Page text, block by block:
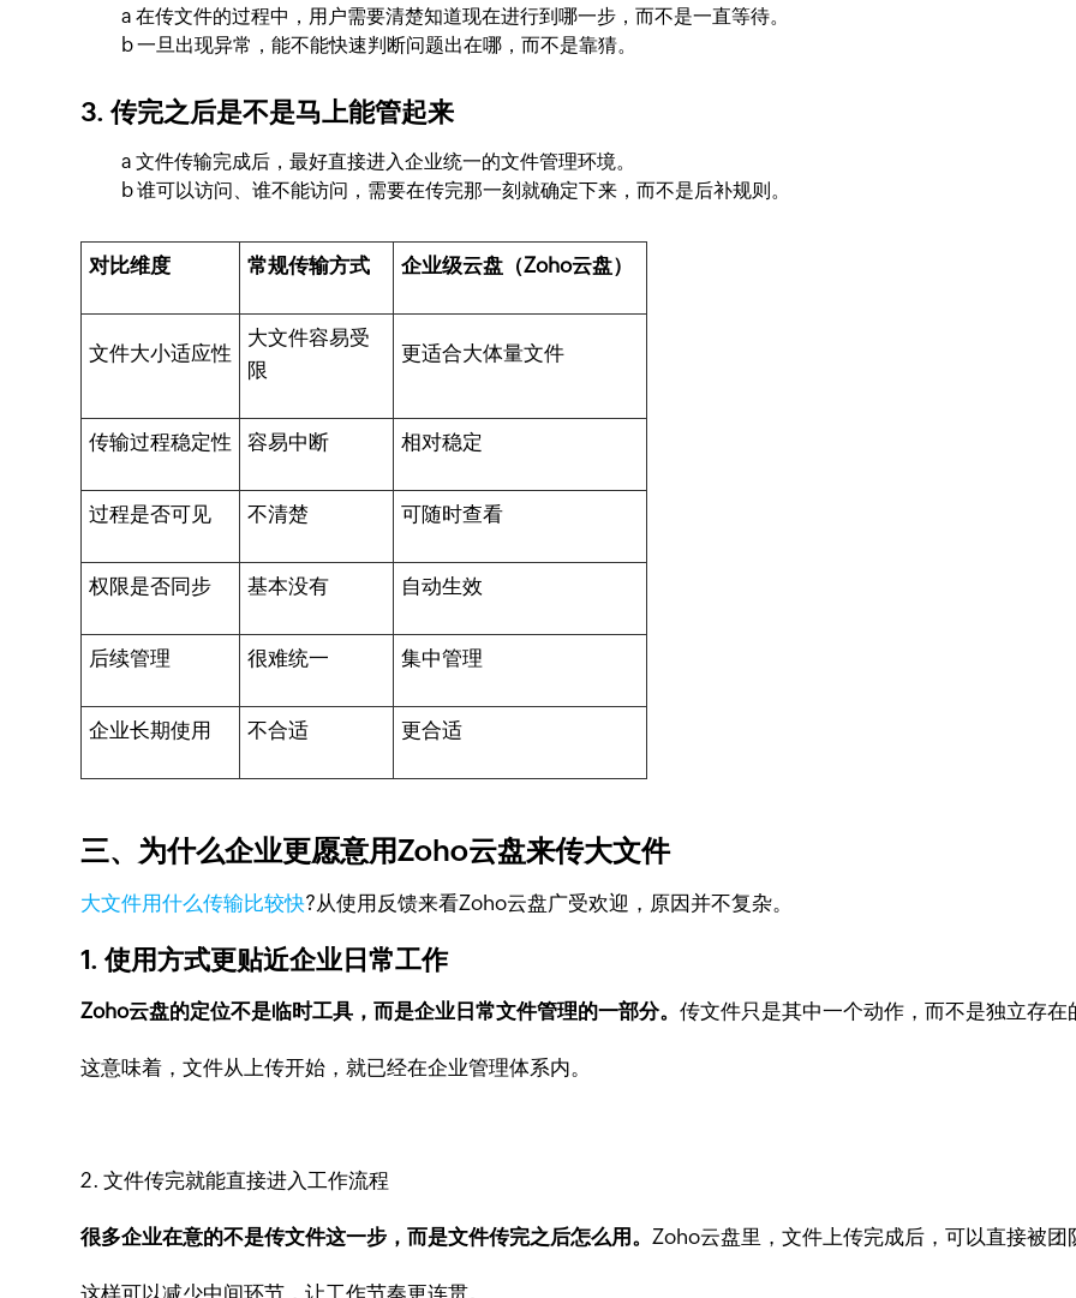
a 在传文件的过程中，用户需要清楚知道现在进行到哪一步，而不是一直等待。
b 一旦出现异常，能不能快速判断问题出在哪，而不是靠猜。
3. 传完之后是不是马上能管起来
a 文件传输完成后，最好直接进入企业统一的文件管理环境。
b 谁可以访问、谁不能访问，需要在传完那一刻就确定下来，而不是后补规则。
对比维度 常规传输方式 企业级云盘（Zoho云盘）
文件大小适应性
大文件容易受
限
更适合大体量文件
传输过程稳定性 容易中断 相对稳定
过程是否可见 不清楚 可随时查看
权限是否同步 基本没有 自动生效
后续管理 很难统一 集中管理
企业长期使用 不合适 更合适
三、为什么企业更愿意用Zoho云盘来传大文件
大文件用什么传输比较快?从使用反馈来看Zoho云盘广受欢迎，原因并不复杂。
1. 使用方式更贴近企业日常工作
Zoho云盘的定位不是临时工具，而是企业日常文件管理的一部分。传文件只是其中一个动作，而不是独立存在
这意味着，文件从上传开始，就已经在企业管理体系内。
2. 文件传完就能直接进入工作流程
很多企业在意的不是传文件这一步，而是文件传完之后怎么用。Zoho云盘里，文件上传完成后，可以直接被
这样可以减少中间环节，让工作节奏更连贯。